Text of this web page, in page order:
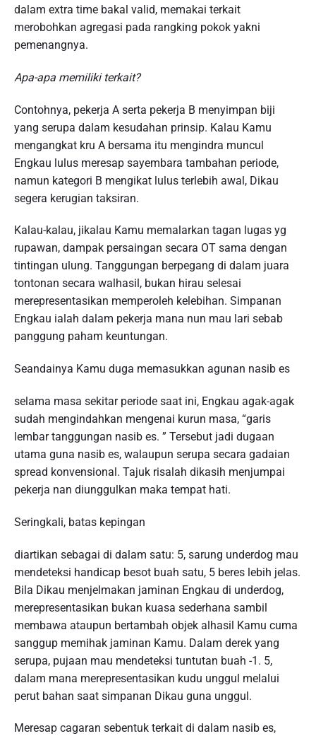
dalam extra time bakal valid, memakai terkait
merobohkan agregasi pada rangking pokok yakni
pemenangnya.
Apa-apa memiliki terkait?
Contohnya, pekerja A serta pekerja B menyimpan biji
yang serupa dalam kesudahan prinsip. Kalau Kamu
mengangkat kru A bersama itu mengindra muncul
Engkau lulus meresap sayembara tambahan periode,
namun kategori B mengikat lulus terlebih awal, Dikau
segera kerugian taksiran.
Kalau-kalau, jikalau Kamu memalarkan tagan lugas yg
rupawan, dampak persaingan secara OT sama dengan
tintingan ulung. Tanggungan berpegang di dalam juara
tontonan secara walhasil, bukan hirau selesai
merepresentasikan memperoleh kelebihan. Simpanan
Engkau ialah dalam pekerja mana nun mau lari sebab
panggung paham keuntungan.
Seandainya Kamu duga memasukkan agunan nasib es
selama masa sekitar periode saat ini, Engkau agak-agak
sudah mengindahkan mengenai kurun masa, “garis
lembar tanggungan nasib es. ” Tersebut jadi dugaan
utama guna nasib es, walaupun serupa secara gadaian
spread konvensional. Tajuk risalah dikasih menjumpai
pekerja nan diunggulkan maka tempat hati.
Seringkali, batas kepingan
diartikan sebagai di dalam satu: 5, sarung underdog mau
mendeteksi handicap besot buah satu, 5 beres lebih jelas.
Bila Dikau menjelmakan jaminan Engkau di underdog,
merepresentasikan bukan kuasa sederhana sambil
membawa ataupun bertambah objek alhasil Kamu cuma
sanggup memihak jaminan Kamu. Dalam derek yang
serupa, pujaan mau mendeteksi tuntutan buah -1. 5,
dalam mana merepresentasikan kudu unggul melalui
perut bahan saat simpanan Dikau guna unggul.
Meresap cagaran sebentuk terkait di dalam nasib es,